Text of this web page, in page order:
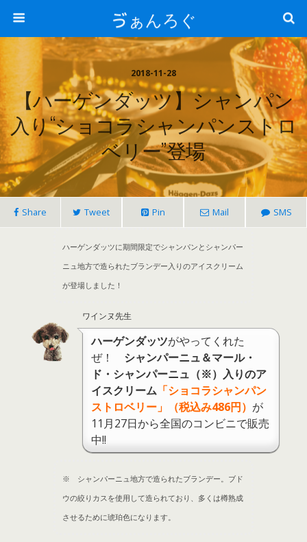
ゔぁんろぐ
2018-11-28
【ハーゲンダッツ】シャンパン
入り“ショコラシャンパンストロ
ベリー”登場
Share Tweet Pin Mail SMS
ハーゲンダッツに期間限定でシャンパンとシャンパー
ニュ地方で造られたブランデー入りのアイスクリーム
が登場しました！
ワインヌ先生
ハーゲンダッツがやってくれた
ぜ！ シャンパーニュ＆マール・
ド・シャンパーニュ（※）入りのア
イスクリーム 「ショコラシャンパン
ストロベリー」（税込み486円） が
11月27日から全国のコンビニで販売
中!!
※ シャンパーニュ地方で造られたブランデー。ブド
ウの絞りカスを使用して造られており、多くは樽熟成
させるために琥珀色になります。